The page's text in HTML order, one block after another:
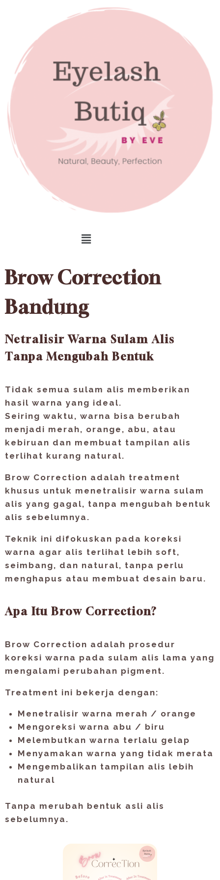
Brow Correction
Bandung
Netralisir Warna Sulam Alis
Tanpa Mengubah Bentuk
Tidak semua sulam alis memberikan
hasil warna yang ideal.
Seiring waktu, warna bisa berubah
menjadi merah, orange, abu, atau
kebiruan dan membuat tampilan alis
terlihat kurang natural.
Brow Correction adalah treatment
khusus untuk menetralisir warna sulam
alis yang gagal, tanpa mengubah bentuk
alis sebelumnya.
Teknik ini difokuskan pada koreksi
warna agar alis terlihat lebih soft,
seimbang, dan natural, tanpa perlu
menghapus atau membuat desain baru.
Apa Itu Brow Correction?
Brow Correction adalah prosedur
koreksi warna pada sulam alis lama yang
mengalami perubahan pigment.
Treatment ini bekerja dengan:
Menetralisir warna merah / orange
Mengoreksi warna abu / biru
Melembutkan warna terlalu gelap
Menyamakan warna yang tidak merata
Mengembalikan tampilan alis lebih
natural
Tanpa merubah bentuk asli alis
sebelumnya.